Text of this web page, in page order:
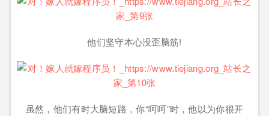
他们坚守本心没歪脑筋!
虽然，他们有时大脑短路，你“呵呵”时，他以为你很开